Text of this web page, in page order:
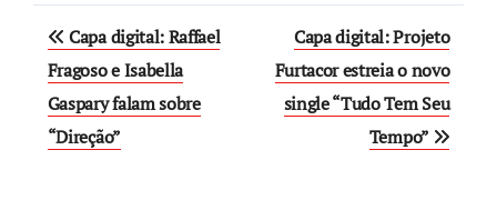
Post
navigation
Capa digital: Raffael
Fragoso e Isabella
Gaspary falam sobre
“Direção”
Capa digital: Projeto
Furtacor estreia o novo
single “Tudo Tem Seu
Tempo”